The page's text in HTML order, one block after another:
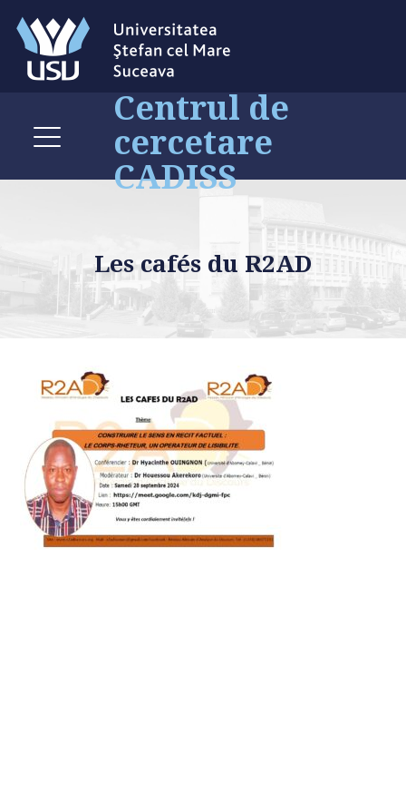
Centrul de
cercetare
CADISS
Les cafés du R2AD